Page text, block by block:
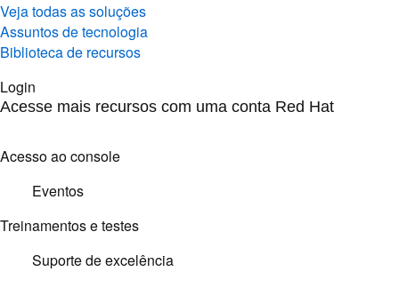
Veja todas as soluções
Assuntos de tecnologia
Biblioteca de recursos
Login
Acesse mais recursos com uma conta Red Hat
Acesso ao console
Eventos
Treinamentos e testes
Suporte de excelência